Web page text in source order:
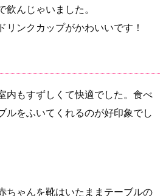
んじゃいました。
ンクカップがかわいいです！
内もすずしくて快適でした。食べ
ルをふいてくれるのが好印象でし
ちゃんを靴はいたままテーブルの